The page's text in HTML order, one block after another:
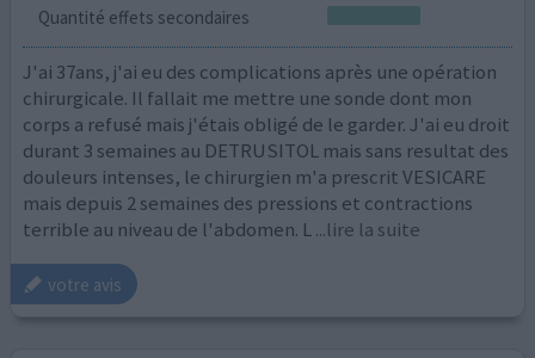
Quantité effets secondaires
J'ai 37ans, j'ai eu des complications après une opération
chirurgicale. Il fallait me mettre une sonde dont mon
corps a refusé mais j'étais obligé de le garder. J'ai eu droit
durant 3 semaines au DETRUSITOL mais sans resultat des
douleurs intenses, le chirurgien m'a prescrit VESICARE
mais depuis 2 semaines des pressions et contractions
terrible au niveau de l'abdomen. L...lire la suite
votre avis